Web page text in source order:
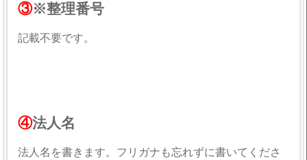
③※整理番号
記載不要です。
④法人名
法人名を書きます。フリガナも忘れずに書いてくださ